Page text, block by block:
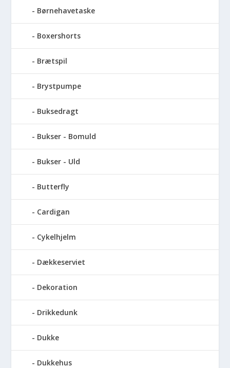
Børnehavetaske
Boxershorts
Brætspil
Brystpumpe
Buksedragt
Bukser - Bomuld
Bukser - Uld
Butterfly
Cardigan
Cykelhjelm
Dækkeserviet
Dekoration
Drikkedunk
Dukke
Dukkehus